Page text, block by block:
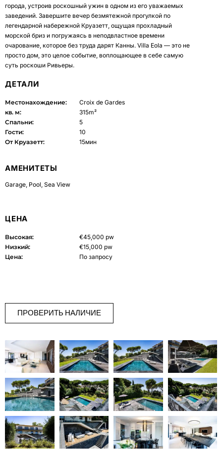
города, устроив роскошный ужин в одном из его уважаемых
заведений. Завершите вечер безмятежной прогулкой по
легендарной набережной Круазетт, ощущая прохладный
морской бриз и погружаясь в неподвластное времени
очарование, которое без труда дарят Канны. Villa Eola — это не
просто дом, это целое событие, воплощающее в себе самую
суть роскоши Ривьеры.
ДЕТАЛИ
Местонахождение:
Croix de Gardes
кв. м:
315m²
Спальни:
5
Гости:
10
От Круазетт:
15мин
АМЕНИТЕТЫ
Garage Pool Sea View
ЦЕНА
Высокая:
€45,000 pw
Низкий:
€15,000 pw
Цена:
По запросу
ПРОВЕРИТЬ НАЛИЧИЕ